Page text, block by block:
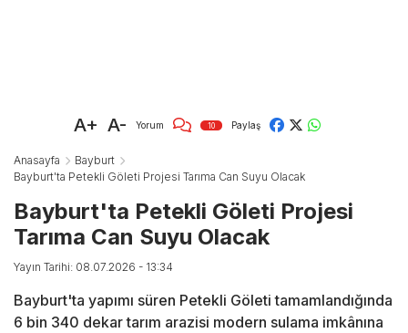
A+ A- Yorum 10 Paylaş
Anasayfa
Bayburt
Bayburt'ta Petekli Göleti Projesi Tarıma Can Suyu Olacak
Bayburt'ta Petekli Göleti Projesi
Tarıma Can Suyu Olacak
Yayın Tarihi: 08.07.2026 - 13:34
Bayburt'ta yapımı süren Petekli Göleti tamamlandığında
6 bin 340 dekar tarım arazisi modern sulama imkânına